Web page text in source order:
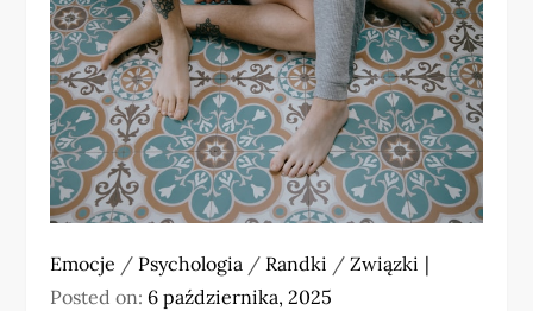
Emocje / Psychologia / Randki /Związki
Posted on: 6 października, 2025